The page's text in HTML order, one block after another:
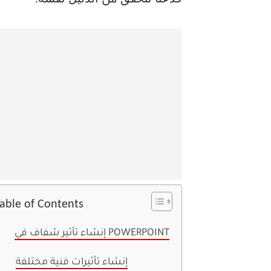
of Contents
إنشاء تأثير شفاف في POWERPOINT
إنشاء تأثيرات فنية مختلفة